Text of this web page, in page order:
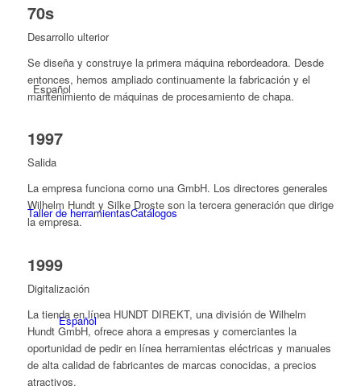
Español
Taller de herramientasCatálogos
Español
70s
Desarrollo ulterior
Se diseña y construye la primera máquina rebordeadora. Desde
entonces, hemos ampliado continuamente la fabricación y el
mantenimiento de máquinas de procesamiento de chapa.
1997
Salida
La empresa funciona como una GmbH. Los directores generales
Wilhelm Hundt y Silke Droste son la tercera generación que dirige
la empresa.
1999
Digitalización
La tienda en línea HUNDT DIREKT, una división de Wilhelm
Hundt GmbH, ofrece ahora a empresas y comerciantes la
oportunidad de pedir en línea herramientas eléctricas y manuales
de alta calidad de fabricantes de marcas conocidas, a precios
atractivos.